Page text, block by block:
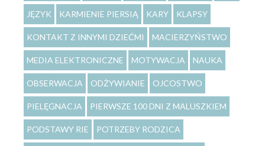
JĘZYK KARMIENIE PIERSIĄ KARY KLAPSY
KONTAKT Z INNYMI DZIEĆMI MACIERZYŃSTWO
MEDIA ELEKTRONICZNE MOTYWACJA NAUKA
OBSERWACJA ODŻYWIANIE OJCOSTWO
PIELĘGNACJA PIERWSZE 100 DNI Z MALUSZKIEM
PODSTAWY RIE POTRZEBY RODZICA